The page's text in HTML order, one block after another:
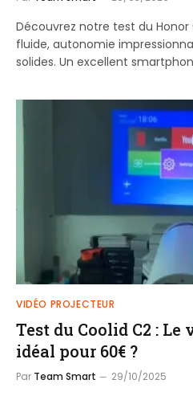
Découvrez notre test du Honor
fluide, autonomie
solides. Un excellent
VIDÉO PROJECTEUR
Test du Coolid C2 :
idéal pour 60€ ?
Par Team Smart 29/10/2025